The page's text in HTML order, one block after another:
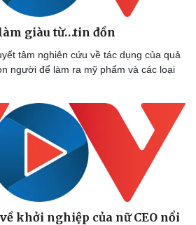
giàu từ…tin đồn
tâm nghiên cứu về tác dụng của quả
người để làm ra mỹ phẩm và các loại
khởi nghiệp của nữ CEO nổi